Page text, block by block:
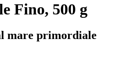
Fino, 500 g
mare primordiale